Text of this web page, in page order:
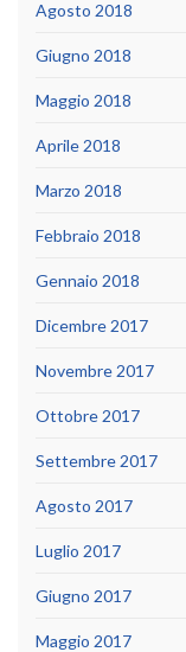
Agosto 2018
Giugno 2018
Maggio 2018
Aprile 2018
Marzo 2018
Febbraio 2018
Gennaio 2018
Dicembre 2017
Novembre 2017
Ottobre 2017
Settembre 2017
Agosto 2017
Luglio 2017
Giugno 2017
Maggio 2017